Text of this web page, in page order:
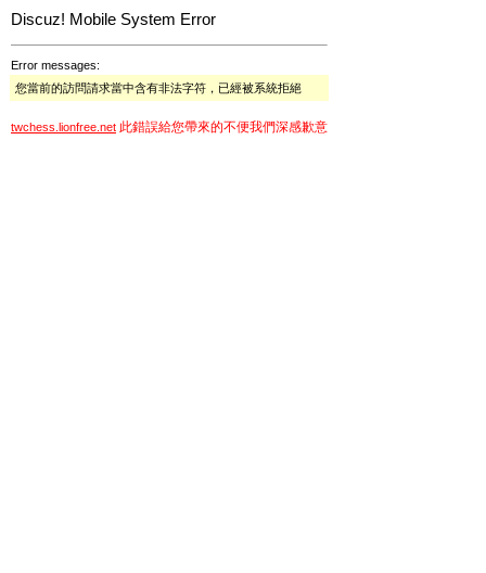
Discuz! Mobile System Error
Error messages:
您當前的訪問請求當中含有非法字符，已經被系統拒絕
twchess.lionfree.net 此錯誤給您帶來的不便我們深感歉意